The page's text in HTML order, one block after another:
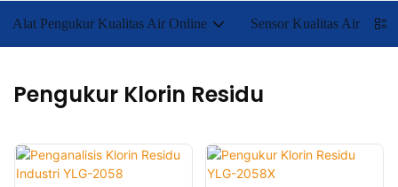
Alat Pengukur Kualitas Air Online Sensor Kualitas Air
Pengukur Klorin Residu